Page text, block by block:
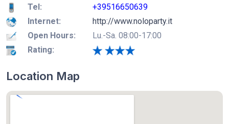
Tel:
+39516650639
Internet:
http://www.noloparty.it
Open Hours:
Lu.-Sa. 08:00-17:00
Rating:
Location Map